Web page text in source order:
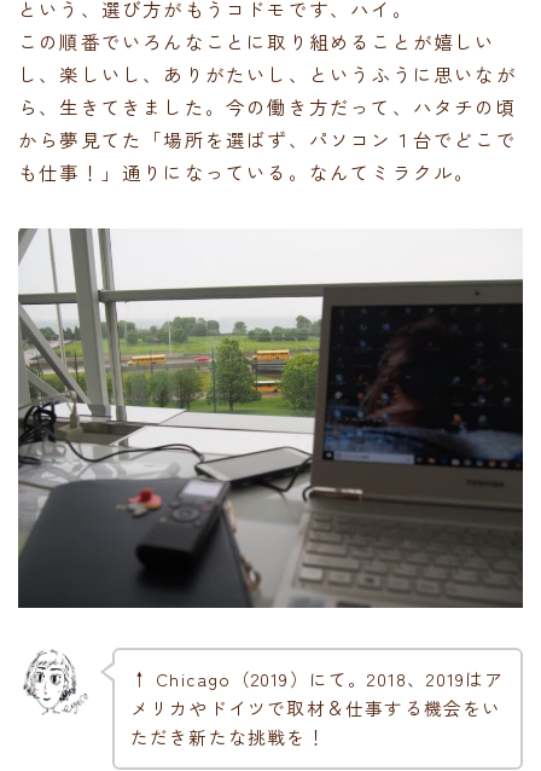
という、選び方がもうコドモです、ハイ。
この順番でいろんなことに取り組めることが嬉しい
し、楽しいし、ありがたいし、というふうに思いなが
ら、生きてきました。今の働き方だって、ハタチの頃
から夢見てた「場所を選ばず、パソコン１台でどこで
も仕事！」通りになっている。なんてミラクル。
↑ Chicago（2019）にて。2018、2019はア
メリカやドイツで取材＆仕事する機会をい
ただき新たな挑戦を！